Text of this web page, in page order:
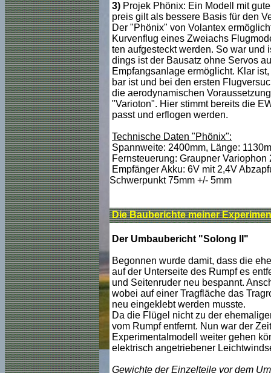
3) Projek Phönix: Ein Modell mit
preis gilt als bessere Basis für den
Der "Phönix" von Volantex
Kurvenflug eines Zweiachs
ten aufgesteckt werden. So war
dings ist der Bausatz ohne Servos
Empfangsanlage ermöglicht. Klar
bar ist und bei den ersten
die aerodynamischen
"Varioton". Hier stimmt bereits die
passt und erflogen werden.
Technische Daten "Phönix":
Spannweite: 2400mm, Länge:
Fernsteuerung: Graupner
Empfänger Akku: 6V mit 2,4V
Schwerpunkt 75mm +/- 5mm
Die Bauberichte meiner
Der Umbaubericht "Solong II"
Begonnen wurde damit, dass die
auf der Unterseite des Rumpf es
und Seitenruder neu bespannt.
wobei auf einer Tragfläche das
neu eingeklebt werden musste.
Da die Flügel nicht zu der
vom Rumpf entfernt. Nun war der
Experimentalmodell weiter gehen
elektrisch angetriebener
Gewichte der Einzelteile vor dem